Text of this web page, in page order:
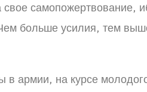
самопожертвование,
больше усилия, тем
в армии, на курсе